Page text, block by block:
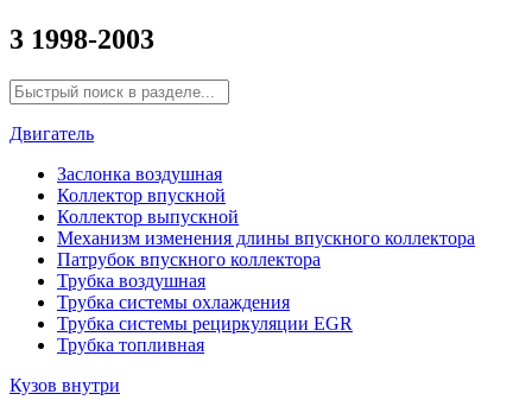
3 1998-2003
Двигатель
Заслонка воздушная
Коллектор впускной
Коллектор выпускной
Механизм изменения длины впускного коллектора
Патрубок впускного коллектора
Трубка воздушная
Трубка системы охлаждения
Трубка системы рециркуляции EGR
Трубка топливная
Кузов внутри